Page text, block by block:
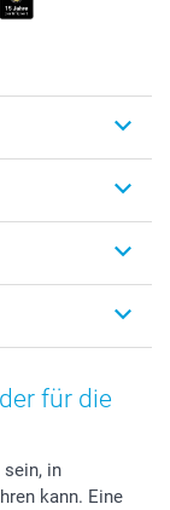
für die
in
kann. Eine